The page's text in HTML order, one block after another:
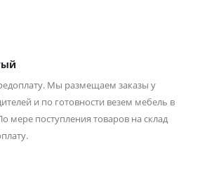
Мы размещаем заказы у
и по готовности везем мебель в
мере поступления товаров на склад